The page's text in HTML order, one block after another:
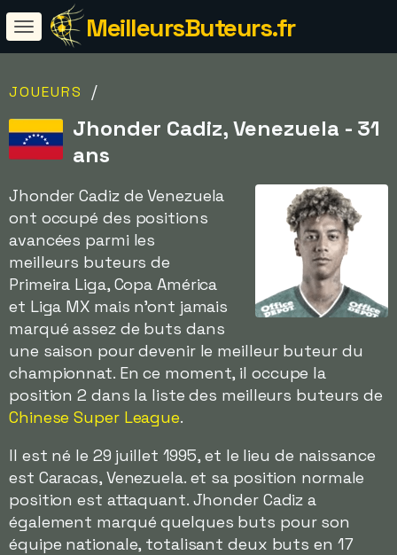
MeilleursButeurs.fr
JOUEURS /
Jhonder Cadiz, Venezuela - 31
ans
Jhonder Cadiz de Venezuela
ont occupé des positions
avancées parmi les
meilleurs buteurs de
Primeira Liga, Copa América
et Liga MX mais n'ont jamais
marqué assez de buts dans
une saison pour devenir le meilleur buteur du
championnat. En ce moment, il occupe la
position 2 dans la liste des meilleurs buteurs de
Chinese Super League.
Il est né le 29 juillet 1995, et le lieu de naissance
est Caracas, Venezuela. et sa position normale
position est attaquant. Jhonder Cadiz a
également marqué quelques buts pour son
équipe nationale, totalisant deux buts en 17